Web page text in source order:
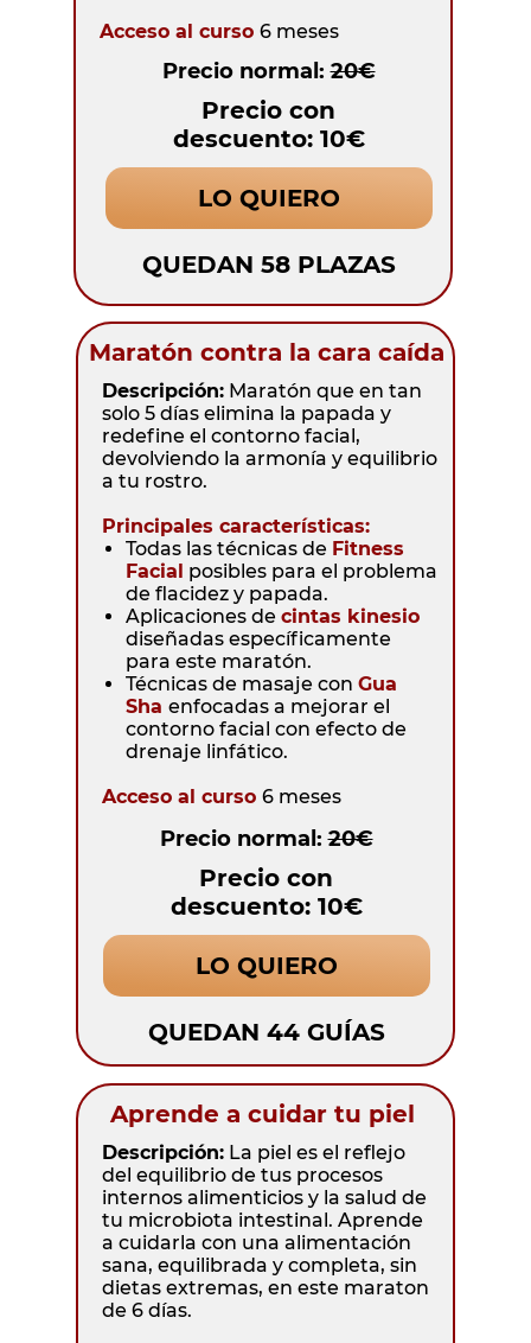
Descripción: La piel es el reflejo
del equilibrio de tus procesos
internos alimenticios y la salud de
tu microbiota intestinal. Aprende
a cuidarla con una alimentación
sana, equilibrada y completa, sin
dietas extremas, en este maraton
de 6 días.
Aprende a cuidar tu piel
QUEDAN 44 GUÍAS
LO QUIERO
Precio con
descuento: 10€
Precio normal:20€
Descripción: Maratón que en tan
solo 5 días elimina la papada y
redefine el contorno facial,
devolviendo la armonía y equilibrio
a tu rostro.
Principales características:
Todas las técnicas de Fitness
Facial posibles para el problema
de flacidez y papada.
Aplicaciones de cintas kinesio
diseñadas específicamente
para este maratón.
Técnicas de masaje con Gua
Sha enfocadas a mejorar el
contorno facial con efecto de
drenaje linfático.
Acceso al curso 6 meses
Maratón contra la cara caída
QUEDAN 58 PLAZAS
LO QUIERO
Precio con
descuento: 10€
Precio normal:20€
Acceso al curso 6 meses